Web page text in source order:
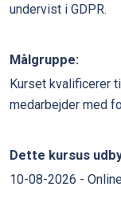
undervist i GDPR.
Målgruppe:
Kurset kvalificerer
medarbejder med
Dette kursus
10-08-2026 -